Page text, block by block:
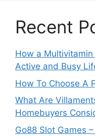
Recent
How a
Active and Busy
How To Choose A
What Are
Homebuyers
Go88 Slot Games